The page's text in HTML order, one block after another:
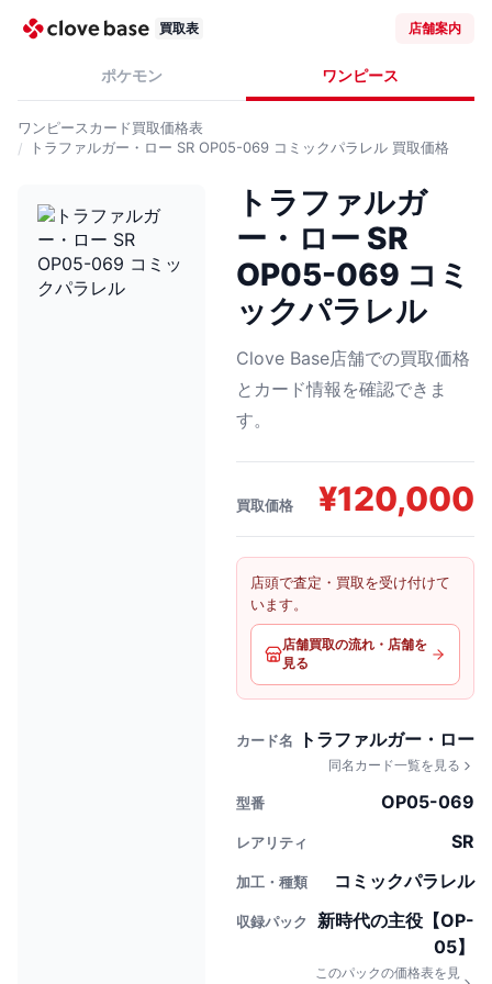
買取表 店舗案内
ポケモン ワンピース
ワンピースカード買取価格表
トラファルガー・ロー SR OP05-069 コミックパラレル 買取価格
トラファルガ
ー・ロー SR
OP05-069 コミ
ックパラレル
Clove Base店舗での買取価格
とカード情報を確認できま
す。
買取価格 ¥120,000
店頭で査定・買取を受け付けて
います。
店舗買取の流れ・店舗を
見る
カード名 トラファルガー・ロー
同名カード一覧を見る
型番 OP05-069
レアリティ SR
加工・種類 コミックパラレル
収録パック
新時代の主役【OP-
05】
このパックの価格表を見